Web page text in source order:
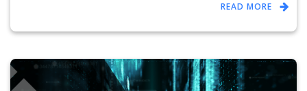
READ MORE